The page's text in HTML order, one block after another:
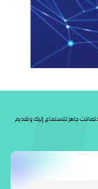
جاهز للاستماع إليك وتقديم